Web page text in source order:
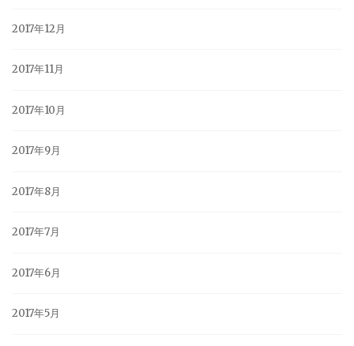
2017年12月
2017年11月
2017年10月
2017年9月
2017年8月
2017年7月
2017年6月
2017年5月